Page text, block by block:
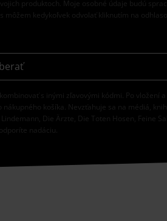
produktoch. Moje osobné údaje budú
môžem kedykoľvek odvolať kliknutím na
s inými zľavovými kódmi. Po vložení a
košíka. Nevzťahuje sa na médiá,
Die Ärzte, Die Toten Hosen, Feine
nadáciu.